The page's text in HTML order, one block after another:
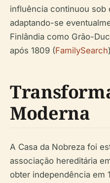
influência continuou sob
adaptando-se
Finlândia como Grão-
após 1809 (FamilySearch
Moderna
A Casa da Nobreza foi
associação hereditária
obter independência em